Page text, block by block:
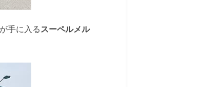
手に入るスーペルメル